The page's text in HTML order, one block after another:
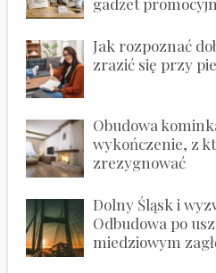
gadżet
Jak rozpoznać
zrazić się przy
Obudowa
wykończenie, z
zrezygnować
Dolny Śląsk i
Odbudowa po
miedziowym